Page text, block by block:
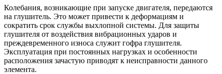
Колебания, возникающие при запуске двигателя, передаются
на глушитель. Это может привести к деформациям и
сократить срок службы выхлопной системы. Для защиты
глушителя от воздействия вибрационных ударов и
преждевременного износа служит гофра глушителя.
Эксплуатация при постоянных нагрузках и особенности
расположения зачастую приводят к неисправности данного
элемента.